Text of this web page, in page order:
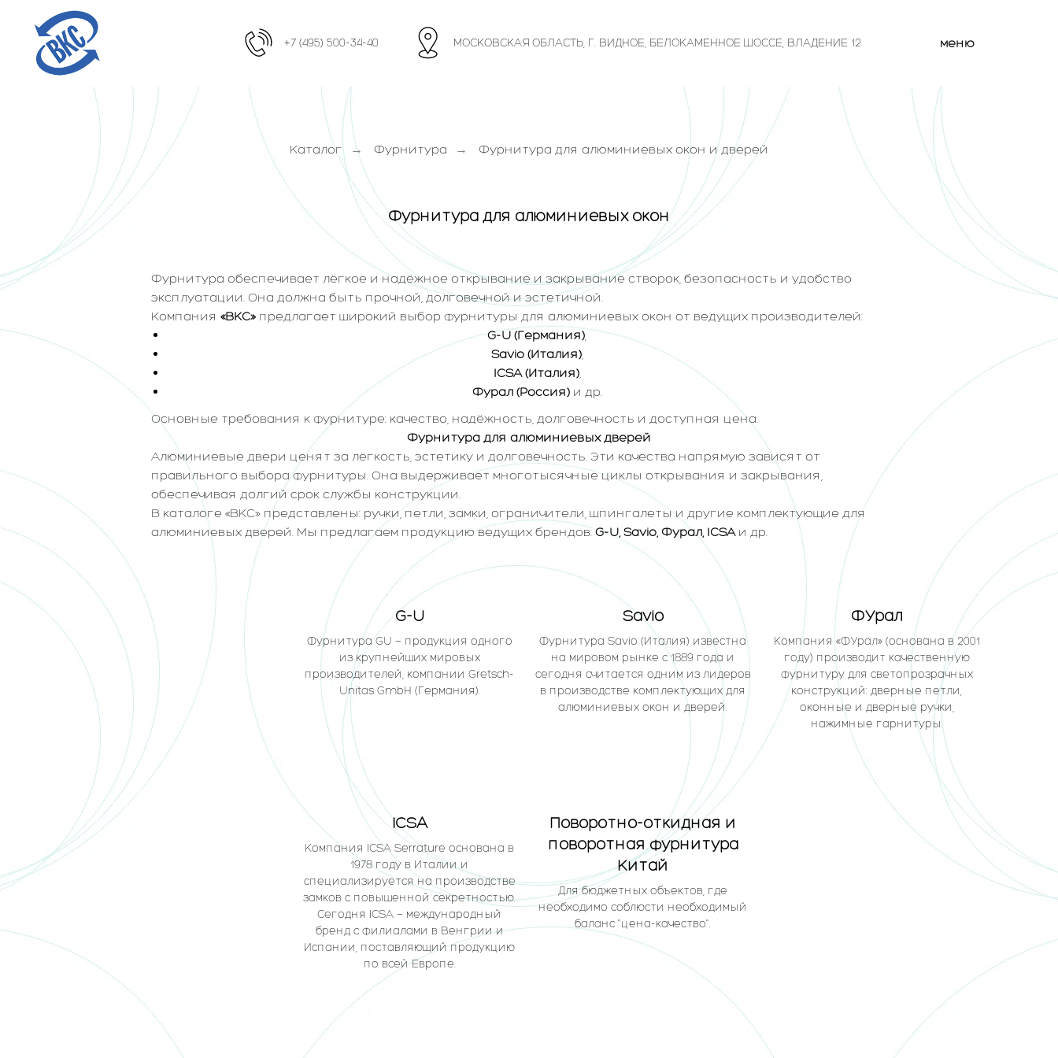
+7 (495) 500-34-40 МОСКОВСКАЯ ОБЛАСТЬ, Г. ВИДНОЕ, БЕЛОКАМЕННОЕ ШОССЕ, ВЛАДЕНИЕ 12 меню
Каталог → Фурнитура → Фурнитура для алюминиевых окон и дверей
Фурнитура для алюминиевых окон
Фурнитура обеспечивает лёгкое и надёжное открывание и закрывание створок, безопасность и удобство
эксплуатации. Она должна быть прочной, долговечной и эстетичной.
Компания «ВКС» предлагает широкий выбор фурнитуры для алюминиевых окон от ведущих производителей:
G-U (Германия)
Savio (Италия),
ICSA (Италия),
Фурал (Россия)и др.
Основные требования к фурнитуре: качество, надёжность, долговечность и доступная цена.
Фурнитура для алюминиевых дверей
Алюминиевые двери ценят за лёгкость, эстетику и долговечность. Эти качества напрямую зависят от
правильного выбора фурнитуры. Она выдерживает многотысячные циклы открывания и закрывания,
обеспечивая долгий срок службы конструкции.
В каталоге «ВКС» представлены: ручки, петли, замки, ограничители, шпингалеты и другие комплектующие для
алюминиевых дверей. Мы предлагаем продукцию ведущих брендов: G-U, Savio, Фурал, ICSAи др.
G-U
Фурнитура GU — продукция одного
из крупнейших мировых
производителей, компании Gretsch-
Unitas GmbH (Германия).
Savio
Фурнитура Savio (Италия) известна
на мировом рынке с 1889 года и
сегодня считается одним из лидеров
в производстве комплектующих для
алюминиевых окон и дверей.
ФУрал
Компания «ФУрал» (основана в 2001
году) производит качественную
фурнитуру для светопрозрачных
конструкций: дверные петли,
оконные и дверные ручки,
нажимные гарнитуры.
ICSA
Компания ICSA Serrature основана в
1978 году в Италии и
специализируется на производстве
замков с повышенной секретностью.
Сегодня ICSA — международный
бренд с филиалами в Венгрии и
Испании, поставляющий продукцию
по всей Европе.
Поворотно-откидная и
поворотная фурнитура
Китай
Для бюджетных объектов, где
необходимо соблюсти необходимый
баланс "цена-качество".